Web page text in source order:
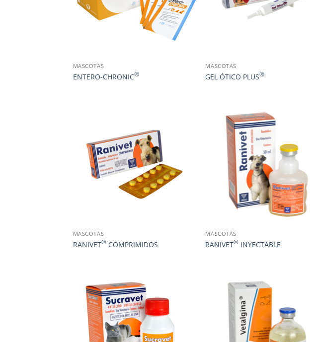
MASCOTAS
ENTERO-CHRONIC®
MASCOTAS
GEL ÓTICO PLUS®
MASCOTAS
RANIVET®COMPRIMIDOS
MASCOTAS
RANIVET® INYECTABLE